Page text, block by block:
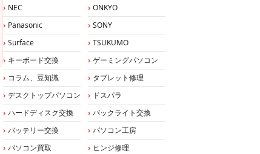
NEC
ONKYO
Panasonic
SONY
Surface
TSUKUMO
キーボード交換
ゲーミングパソコン
コラム、豆知識
タブレット修理
デスクトップパソコン
ドスパラ
ハードディスク交換
バックライト交換
バッテリー交換
パソコン工房
パソコン買取
ヒンジ修理